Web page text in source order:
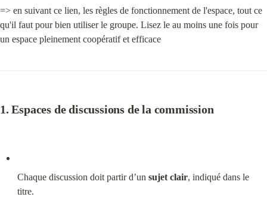
=> en suivant ce lien, les règles de fonctionnement de l'espace, tout ce
qu'il faut pour bien utiliser le groupe. Lisez le au moins une fois pour
un espace pleinement coopératif et efficace
1. Espaces de discussions de la commission
Chaque discussion doit partir d’un sujet clair, indiqué dans le
titre.